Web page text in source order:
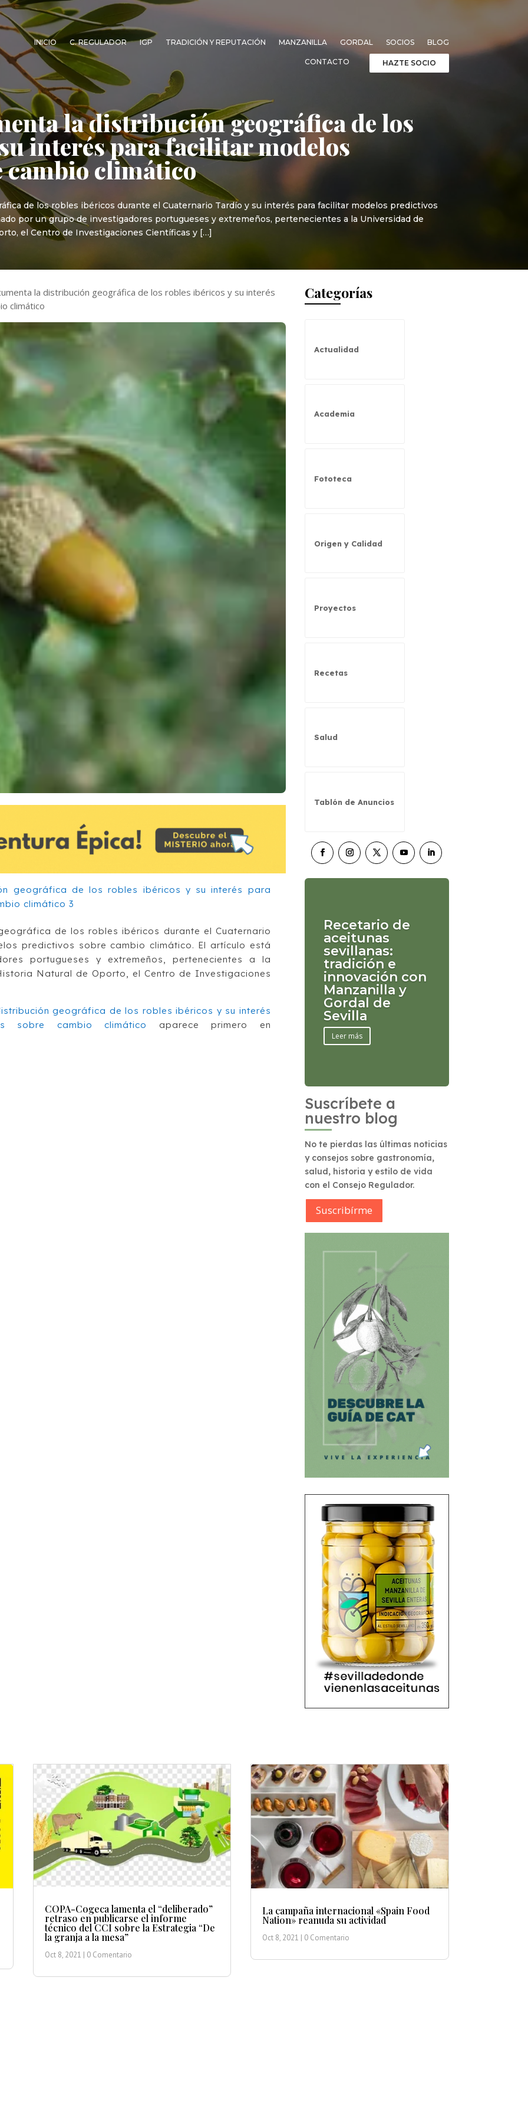
INICIO C. REGULADOR IGP TRADICIÓN Y REPUTACIÓN MANZANILLA GORDAL SOCIOS BLOG
CONTACTO HAZTE SOCIO
la distribución geográfica de los
interés para facilitar modelos
cambio climático
de los robles ibéricos durante el Cuaternario Tardío y su interés para facilitar modelos predictivos
por un grupo de investigadores portugueses y extremeños, pertenecientes a la Universidad de
el Centro de Investigaciones Científicas y […]
la distribución geográfica de los robles ibéricos y su interés
climático
de los robles ibéricos durante el Cuaternario
predictivos sobre cambio climático. El artículo está
portugueses y extremeños, pertenecientes a la
Natural de Oporto, el Centro de Investigaciones
geográfica de los robles ibéricos y su interés
sobre cambio climático
aparece primero en
Categorías
Actualidad
Academia
Fototeca
Origen y Calidad
Proyectos
Recetas
Salud
Tablón de Anuncios
Recetario de
aceitunas
sevillanas:
tradición e
innovación con
Manzanilla y
Gordal de
Sevilla
Leer más
Suscríbete a
nuestro blog
No te pierdas las últimas noticias
y consejos sobre gastronomía,
salud, historia y estilo de vida
con el Consejo Regulador.
Suscribírme
COPA-Cogeca lamenta el “deliberado”
retraso en publicarse el informe
técnico del CCI sobre la Estrategia “De
la granja a la mesa”
Oct 8, 2021 | 0 Comentario
La campaña internacional «Spain Food
Nation» reanuda su actividad
Oct 8, 2021 | 0 Comentario